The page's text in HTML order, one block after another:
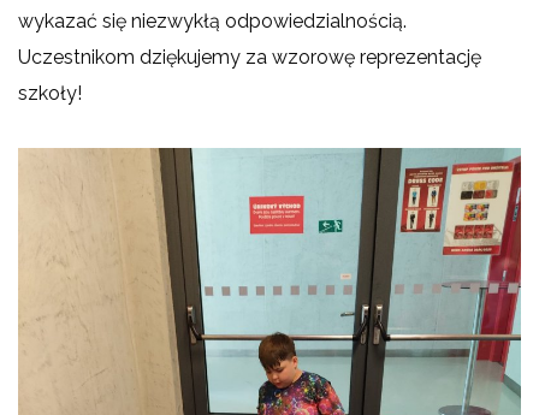
wykazać się niezwykłą odpowiedzialnością.
Uczestnikom dziękujemy za wzorowę reprezentację
szkoły!